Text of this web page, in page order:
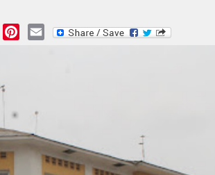
MessagePinterest
Email